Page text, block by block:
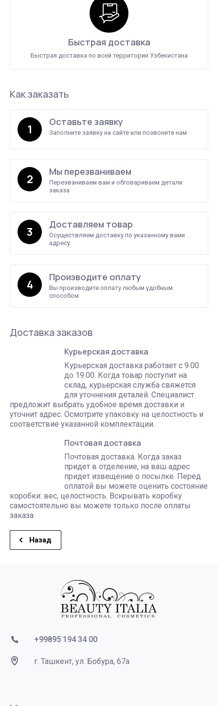
Быстрая доставка
Быстрая доставка по всей территории Узбекистана
Как заказать
1
Оставьте заявку
Заполните заявку на сайте или позвоните нам
2
Мы перезваниваем
Перезваниваем вам и обговариваем детали
заказа
3
Доставляем товар
Осуществляем доставку по указанному вами
адресу
4
Производите оплату
Вы производите оплату любым удобным
способом
Доставка заказов
Курьерская доставка
Курьерская доставка работает с 9.00
до 19.00. Когда товар поступит на
склад, курьерская служба свяжется
для уточнения деталей. Специалист
предложит выбрать удобное время доставки и
уточнит адрес. Осмотрите упаковку на целостность и
соответствие указанной комплектации.
Почтовая доставка
Почтовая доставка. Когда заказ
придет в отделение, на ваш адрес
придет извещение о посылке. Перед
оплатой вы можете оценить состояние
коробки: вес, целостность. Вскрывать коробку
самостоятельно вы можете только после оплаты
заказа.
Назад
+99895 194 34 00
г. Ташкент, ул. Бобура, 67а